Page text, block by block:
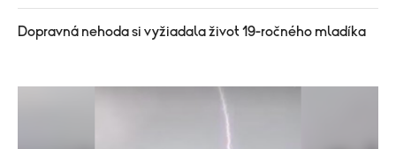
Dopravná nehoda si vyžiadala život 19-ročného mladíka